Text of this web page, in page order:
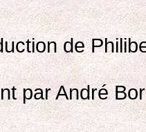
de
par André